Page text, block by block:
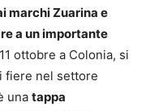
marchi Zuarina e
a un importante
ottobre a Colonia, si
fiere nel settore
una tappa